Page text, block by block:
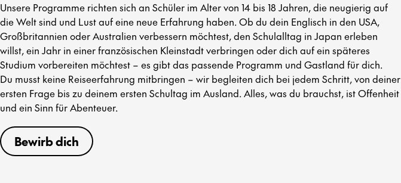
Unsere Programme richten sich an Schüler im Alter von 14 bis 18 Jahren, die neugierig auf
die Welt sind und Lust auf eine neue Erfahrung haben. Ob du dein Englisch in den USA,
Großbritannien oder Australien verbessern möchtest, den Schulalltag in Japan erleben
willst, ein Jahr in einer französischen Kleinstadt verbringen oder dich auf ein späteres
Studium vorbereiten möchtest – es gibt das passende Programm und Gastland für dich.
Du musst keine Reiseerfahrung mitbringen – wir begleiten dich bei jedem Schritt, von deiner
ersten Frage bis zu deinem ersten Schultag im Ausland. Alles, was du brauchst, ist Offenheit
und ein Sinn für Abenteuer.
Bewirb dich